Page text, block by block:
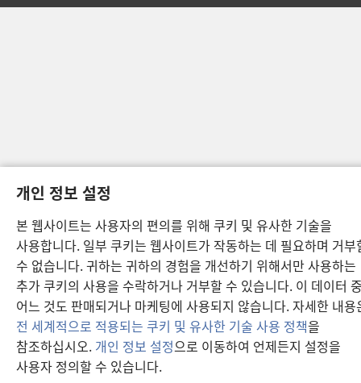
개인 정보 설정
본 웹사이트는 사용자의 편의를 위해 쿠키 및 유사한 기술을
사용합니다. 일부 쿠키는 웹사이트가 작동하는 데 필요하며 거부
수 없습니다. 귀하는 귀하의 경험을 개선하기 위해서만 사용하는
추가 쿠키의 사용을 수락하거나 거부할 수 있습니다. 이 데이터
어느 것도 판매되거나 마케팅에 사용되지 않습니다. 자세한 내용
전 세계적으로 적용되는 쿠키 및 유사한 기술 사용 정책을
참조하십시오. 개인 정보 설정으로 이동하여 언제든지 설정을
사용자 정의할 수 있습니다.